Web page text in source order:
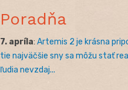
Poradňa
7. apríla: Artemis 2 je krásna
tie najväčšie sny sa môžu stať
ľudia nevzdaj...